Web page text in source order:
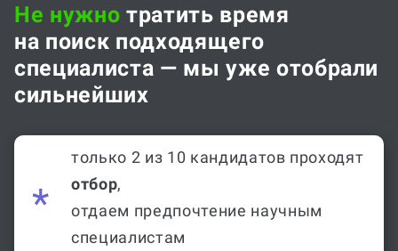
Не нужно тратить время
на поиск подходящего
специалиста — мы уже отобрали
сильнейших
только 2 из 10 кандидатов проходят
отбор,
отдаем предпочтение научным
специалистам